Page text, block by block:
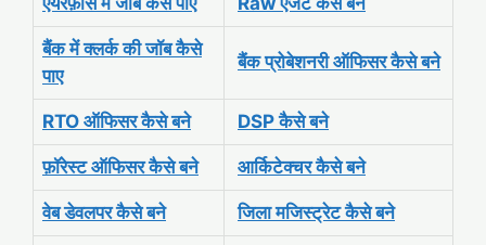
बैंक में क्लर्क की जॉब कैसे
पाए
बैंक प्रोबेशनरी ऑफिसर कैसे बने
RTO ऑफिसर कैसे बने DSP कैसे बने
फ़ॉरेस्ट ऑफिसर कैसे बने आर्किटेक्चर कैसे बने
वेब डेवलपर कैसे बने जिला मजिस्ट्रेट कैसे बने